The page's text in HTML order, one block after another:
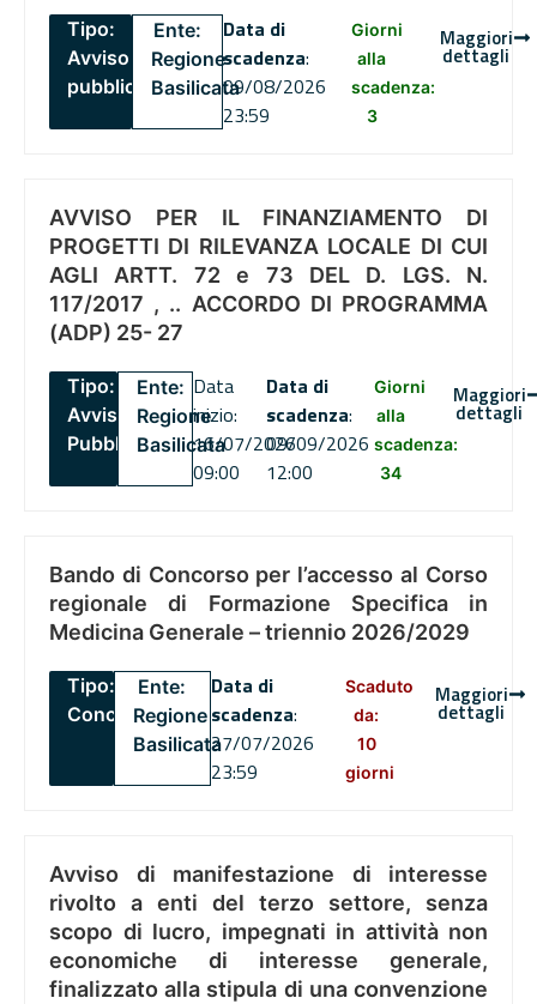
Tipo:
Avviso
pubblico
Ente:
Regione
Basilicata
Data di
scadenza:
09/08/2026
23:59
Giorni
alla
scadenza:
3
Maggiori
dettagli
AVVISO PER IL FINANZIAMENTO DI
PROGETTI DI RILEVANZA LOCALE DI CUI
AGLI ARTT. 72 e 73 DEL D. LGS. N.
117/2017 , .. ACCORDO DI PROGRAMMA
(ADP) 25- 27
Tipo:
Avviso
Pubblico
Ente:
Regione
Basilicata
Data
inizio:
16/07/2026
09:00
Data di
scadenza:
09/09/2026
12:00
Giorni
alla
scadenza:
34
Maggiori
dettagli
Bando di Concorso per l’accesso al Corso
regionale di Formazione Specifica in
Medicina Generale – triennio 2026/2029
Tipo:
Concorsi
Ente:
Regione
Basilicata
Data di
scadenza:
27/07/2026
23:59
Scaduto
da:
10
giorni
Maggiori
dettagli
Avviso di manifestazione di interesse
rivolto a enti del terzo settore, senza
scopo di lucro, impegnati in attività non
economiche di interesse generale,
finalizzato alla stipula di una convenzione